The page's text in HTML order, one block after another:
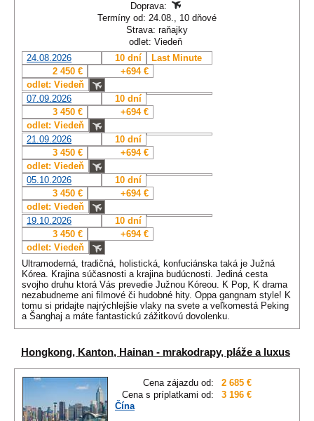
Doprava:
Termíny od: 24.08., 10 dňové
Strava: raňajky
odlet: Viedeň
24.08.2026
10 dní
Last Minute
2 450 €
+694 €
odlet: Viedeň
07.09.2026
10 dní
3 450 €
+694 €
odlet: Viedeň
21.09.2026
10 dní
3 450 €
+694 €
odlet: Viedeň
05.10.2026
10 dní
3 450 €
+694 €
odlet: Viedeň
19.10.2026
10 dní
3 450 €
+694 €
odlet: Viedeň
Ultramoderná, tradičná, holistická, konfuciánska taká je Južná
Kórea. Krajina súčasnosti a krajina budúcnosti. Jediná cesta
svojho druhu ktorá Vás prevedie Južnou Kóreou. K Pop, K drama
nezabudneme ani filmové či hudobné hity. Oppa gangnam style! K
tomu si pridajte najrýchlejšie vlaky na svete a veľkomestá Peking
a Šanghaj a máte fantastickú zážitkovú dovolenku.
Hongkong, Kanton, Hainan - mrakodrapy, pláže a luxus
Cena zájazdu od:
2 685 €
Cena s príplatkami od:
3 196 €
Čína